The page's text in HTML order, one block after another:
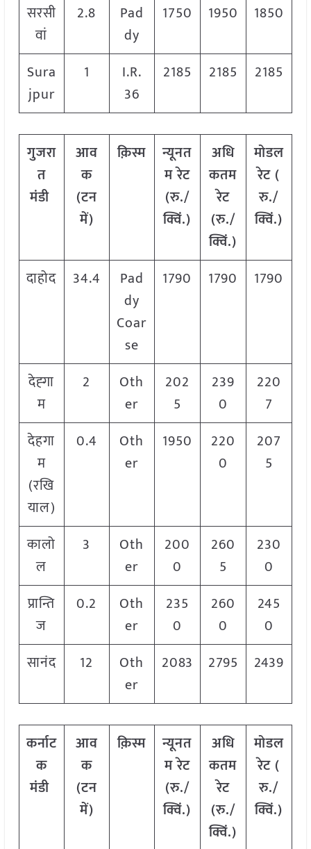
सरसी
वां
2.8
Pad
dy
1750 1950 1850
Sura
jpur
1
I.R.
36
2185 2185 2185
गुजरा
त
मंडी
आव
क
(टन
में)
क़िस्म
न्यूनत
म रेट
(रु./
क्विं.)
अधि
कतम
रेट
(रु./
क्विं.)
मोडल
रेट (
रु./
क्विं.)
दाहोद 34.4
Pad
dy
Coar
se
1790 1790 1790
देह्गा
म
2
Oth
er
202
5
239
0
220
7
देहगा
म
(रखि
याल)
0.4
Oth
er
1950
220
0
207
5
कालो
ल
3
Oth
er
200
0
260
5
230
0
प्रान्ति
ज
0.2
Oth
er
235
0
260
0
245
0
सानंद
12
Oth
er
2083 2795 2439
कर्नाट
क
मंडी
आव
क
(टन
में)
क़िस्म
न्यूनत
म रेट
(रु./
क्विं.)
अधि
कतम
रेट
(रु./
क्विं.)
मोडल
रेट (
रु./
क्विं.)